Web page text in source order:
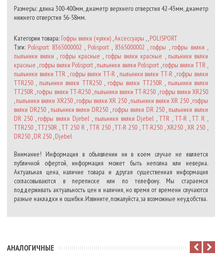
Размеры: длина 300-400мм, диаметр верхнего отверстия 42-43мм, диаметр
нижнего отверстия 56-58мм.
Категории товара: Гофры вилки (чулки) ,Аксессуары , ,POLISPORT
Тэги: Polisport 8365000002 , Polisport, 8365000002 , гофры , гофры вилки ,
пыльники вилки , гофры красные , гофры вилки красные , пыльники вилки
красные ,гофры вилки Polisport ,пыльники вилки Polisport,гофры вилки TTR,
пыльники вилки TTR , гофры вилки TT-R , пыльники вилки TT-R,гофры вилки
TTR250 , пыльники вилки TTR250, гофры вилки TT250R, пыльники вилки
TT250R ,гофры вилки TT-R250,пыльники вилки TT-R250 ,гофры вилки XR250
,пыльники вилки XR250,гофры вилки XR 250,пыльники вилки XR 250,гофры
вилки DR250, пыльники вилки DR250 , гофры вилки DR 250, пыльники вилки
DR 250, гофры вилки Djebel , пыльники вилки Djebel ,TTR , TT-R,TT R ,
TTR250 ,TT250R,TT 250 R,TTR 250,TT-R 250 ,TT-R250 ,XR250 ,XR 250 ,
DR250 ,DR 250 ,Djebel
Внимание! Информация в объявлении ни в коем случае не является
публичной офертой, информация может быть неполна или неверна.
Актуальная цена, наличие товара и другая существенная информация
согласовываются в переписке или по телефону. Мы стараемся
поддерживать актуальность цен и наличия, но время от времени случаются
разные накладки и ошибки. Извините, пожалуйста, за возможные неудобства.
АНАЛОГИЧНЫЕ